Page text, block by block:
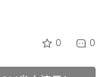
0 0